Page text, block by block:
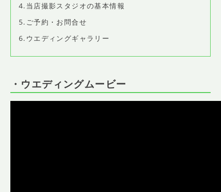
4.当店撮影スタジオの基本情報
5.ご予約・お問合せ
6.ウエディングギャラリー
・ウエディングムービー